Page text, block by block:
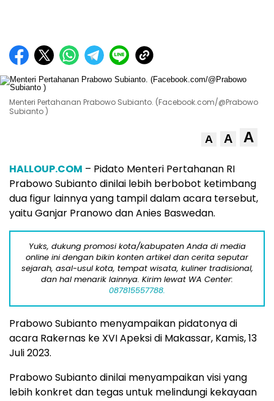
Menteri Pertahanan Prabowo Subianto. (Facebook.com/@Prabowo
Subianto )
A A A
HALLOUP.COM – Pidato Menteri Pertahanan RI
Prabowo Subianto dinilai lebih berbobot ketimbang
dua figur lainnya yang tampil dalam acara tersebut,
yaitu Ganjar Pranowo dan Anies Baswedan.
Yuks, dukung promosi kota/kabupaten Anda di media
online ini dengan bikin konten artikel dan cerita seputar
sejarah, asal-usul kota, tempat wisata, kuliner tradisional,
dan hal menarik lainnya. Kirim lewat WA Center:
087815557788.
Prabowo Subianto menyampaikan pidatonya di
acara Rakernas ke XVI Apeksi di Makassar, Kamis, 13
Juli 2023.
Prabowo Subianto dinilai menyampaikan visi yang
lebih konkret dan tegas untuk melindungi kekayaan